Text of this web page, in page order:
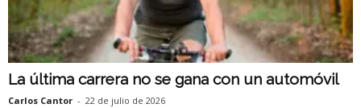
La última carrera no se gana con un automóvil
Carlos Cantor - 22 de julio de 2026